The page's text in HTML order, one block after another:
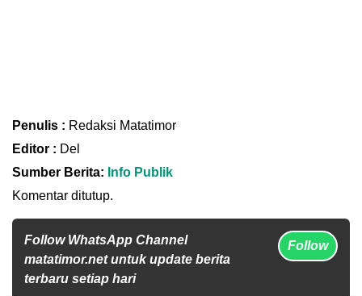
Penulis : Redaksi Matatimor
Editor : Del
Sumber Berita: Info Publik
Komentar ditutup.
Follow WhatsApp Channel
matatimor.net untuk update berita
terbaru setiap hari
Follow